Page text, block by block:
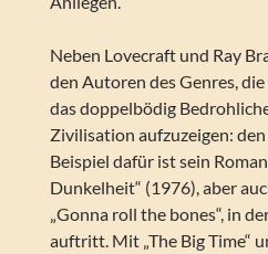
Neben Lovecraft und Ray
den Autoren des Genres,
das doppelbödig
Zivilisation aufzuzeigen:
Beispiel dafür ist sein
Dunkelheit“ (1976), aber
„Gonna roll the bones“, in
auftritt. Mit „The Big Time“